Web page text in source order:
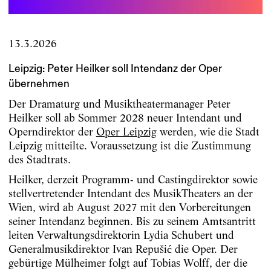
13.3.2026
Leipzig: Peter Heilker soll Intendanz der Oper
übernehmen
Der Dramaturg und Musiktheatermanager Peter
Heilker soll ab Sommer 2028 neuer Intendant und
Operndirektor der Oper Leipzigwerden, wie die Stadt
Leipzig mitteilte. Voraussetzung ist die Zustimmung
des Stadtrats.
Heilker, derzeit Programm- und Castingdirektor sowie
stellvertretender Intendant des MusikTheaters an der
Wien, wird ab August 2027 mit den Vorbereitungen
seiner Intendanz beginnen. Bis zu seinem Amtsantritt
leiten Verwaltungsdirektorin Lydia Schubert und
Generalmusikdirektor Ivan Repušić die Oper. Der
gebürtige Mülheimer folgt auf Tobias Wolff, der die